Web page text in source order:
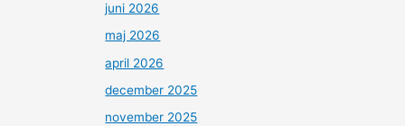
juni 2026
maj 2026
april 2026
december 2025
november 2025